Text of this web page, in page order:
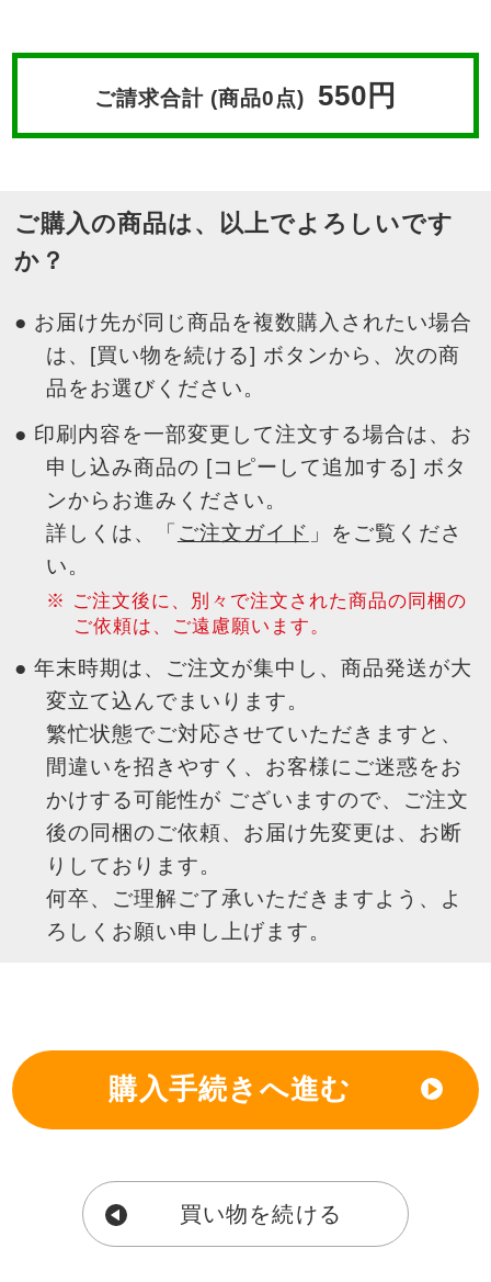
ご請求合計 (商品0点) 550円
ご購入の商品は、以上でよろしいです
か？
● お届け先が同じ商品を複数購入されたい場合
は、[買い物を続ける] ボタンから、次の商
品をお選びください。
● 印刷内容を一部変更して注文する場合は、お
申し込み商品の [コピーして追加する] ボタ
ンからお進みください。
詳しくは、「 ご注文ガイド 」をご覧くださ
い。
ご注文後に、別々で注文された商品の同梱の
ご依頼は、ご遠慮願います。
● 年末時期は、ご注文が集中し、商品発送が大
変立て込んでまいります。
繁忙状態でご対応させていただきますと、
間違いを招きやすく、お客様にご迷惑をお
かけする可能性が ございますので、ご注文
後の同梱のご依頼、お届け先変更は、お断
りしております。
何卒、ご理解ご了承いただきますよう、よ
ろしくお願い申し上げます。
買い物を続ける